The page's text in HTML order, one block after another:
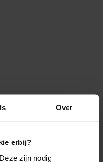
Over
erbij?
zijn nodig